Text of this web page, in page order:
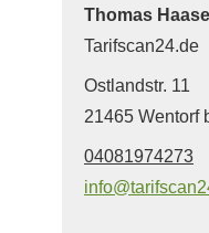
Thomas Haase
Tarifscan24.de
Ostlandstr. 11
21465 Wentorf
04081974273